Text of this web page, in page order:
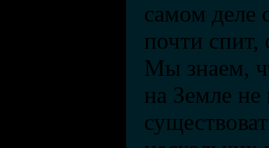
самом деле
почти спит,
Мы знаем,
на Земле